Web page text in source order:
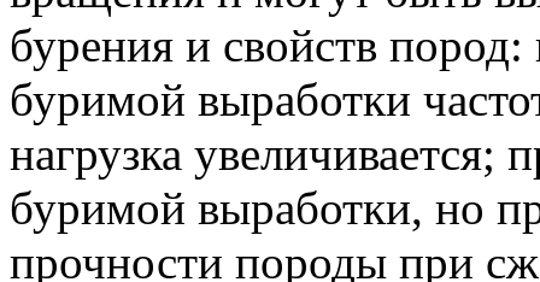
бурения и свойств
буримой выработки
нагрузка увеличивается;
буримой выработки, но
прочности породы при